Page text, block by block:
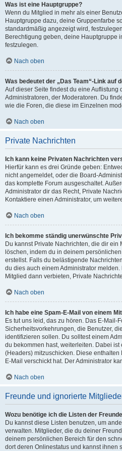
Was ist eine Hauptgruppe?
Wenn du Mitglied in mehr als einer
Hauptgruppe dazu, deine Gruppenfarbe
standardmäßig angezeigt wird,
Berechtigung geben, deine Hauptgruppe
festzulegen.
Nach oben
Was bedeutet der „Das Team“-Link auf
Auf dieser Seite findest du eine
Administratoren, der Moderatoren. Du
wie die Foren, die diese im Einzelnen
Nach oben
Private Nachrichten
Ich kann keine Privaten Nachrichten
Hierfür kann es drei Gründe geben:
nicht angemeldet, oder die Board-
das komplette Forum ausgeschaltet.
Administrator dir das Recht, Private
Kontaktiere einen Administrator, um
Nach oben
Ich bekomme ständig unerwünschte
Du kannst Private Nachrichten, die dir ein
löschen, indem du in deinem
erstellst. Falls du belästigende
du dies auch einem Administrator
Mitglied dann verbieten, Private
Nach oben
Ich habe eine Spam-E-Mail von einem
Es tut uns leid, das zu hören. Das E-Mail-
Sicherheitsvorkehrungen, die Benutzer,
identifizieren sollen. Du solltest einem
du bekommen hast, weiterleiten. Dabei
(Headers) mitzuschicken. Diese
E-Mail verschickt hat. Der Administrator
Nach oben
Freunde und ignorierte
Wozu benötige ich die Listen der
Du kannst diese Listen benutzen, um
verwalten. Mitglieder, die du deiner
deinem persönlichen Bereich für den
dort deren Onlinestatus und kannst ihnen